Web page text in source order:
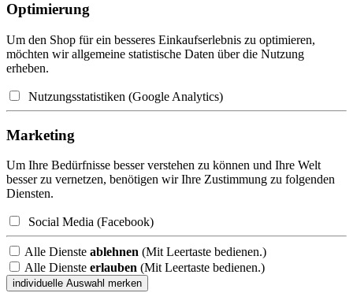
Optimierung
Um den Shop für ein besseres Einkaufserlebnis zu optimieren,
möchten wir allgemeine statistische Daten über die Nutzung
erheben.
Nutzungsstatistiken (Google Analytics)
Marketing
Um Ihre Bedürfnisse besser verstehen zu können und Ihre Welt
besser zu vernetzen, benötigen wir Ihre Zustimmung zu folgenden
Diensten.
Social Media (Facebook)
Alle Dienste ablehnen (Mit Leertaste bedienen.)
Alle Dienste erlauben (Mit Leertaste bedienen.)